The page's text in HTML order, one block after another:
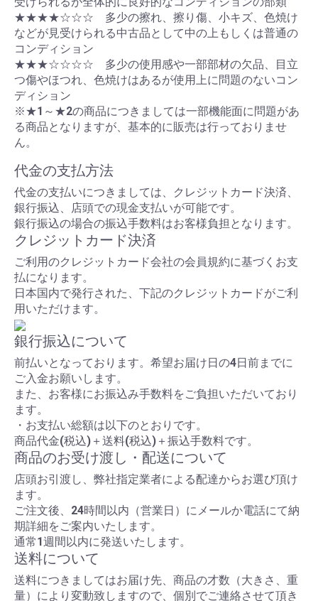
★★★★☆☆☆ 多少の擦れ、擦り傷、小キズ、色焼け
などが見受けられる中古品として中の上もしくは普通の
コンディション
★★★☆☆☆☆ 多少の使用感や一部部材の欠品、目立
つ傷やほつれ、色焼けはあるが使用上に問題のないコン
ディション
※★1～★2の商品につきましては一部機能面に問題があ
る商品となりますが、基本的に販売は行っておりませ
ん。
代金の支払方法
代金の支払いにつきましては、クレジットカード決済、
銀行振込、店頭での現金支払いが可能です。
銀行振込の場合の振込手数料はお客様負担となります。
クレジットカード決済
ご利用のクレジットカード会社の会員規約に基づくお支
払になります。
日本国内で発行された、下記のクレジットカードがご利
用いただけます。
銀行振込について
前払いとなっております。希望お届け日の4日前までに
ご入金お願いします。
また、お客様にお振込み手数料をご負担いただいており
ます。
・お支払い総額は以下のとおりです。
商品代金(税込)＋送料(税込)＋振込手数料です。
商品のお受け渡し・配送について
店頭お引渡し、弊社指定業者による配達からお選び頂け
ます。
ご注文後、24時間以内（営業日）にメールか電話にて納
期詳細をご案内いたします。
通常1週間以内に発送いたします。
送料について
送料につきましてはお届け先、商品の才数（大きさ、重
量）により変動致しますので、個別でご連絡させて頂き